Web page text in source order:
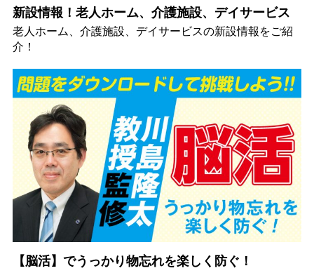
新設情報！老人ホーム、介護施設、デイサービス
老人ホーム、介護施設、デイサービスの新設情報をご紹
介！
【脳活】でうっかり物忘れを楽しく防ぐ！